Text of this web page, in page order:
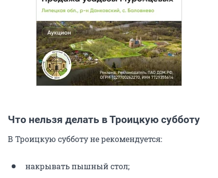
Что нельзя делать в Троицкую субботу
В Троицкую субботу не рекомендуется:
накрывать пышный стол;